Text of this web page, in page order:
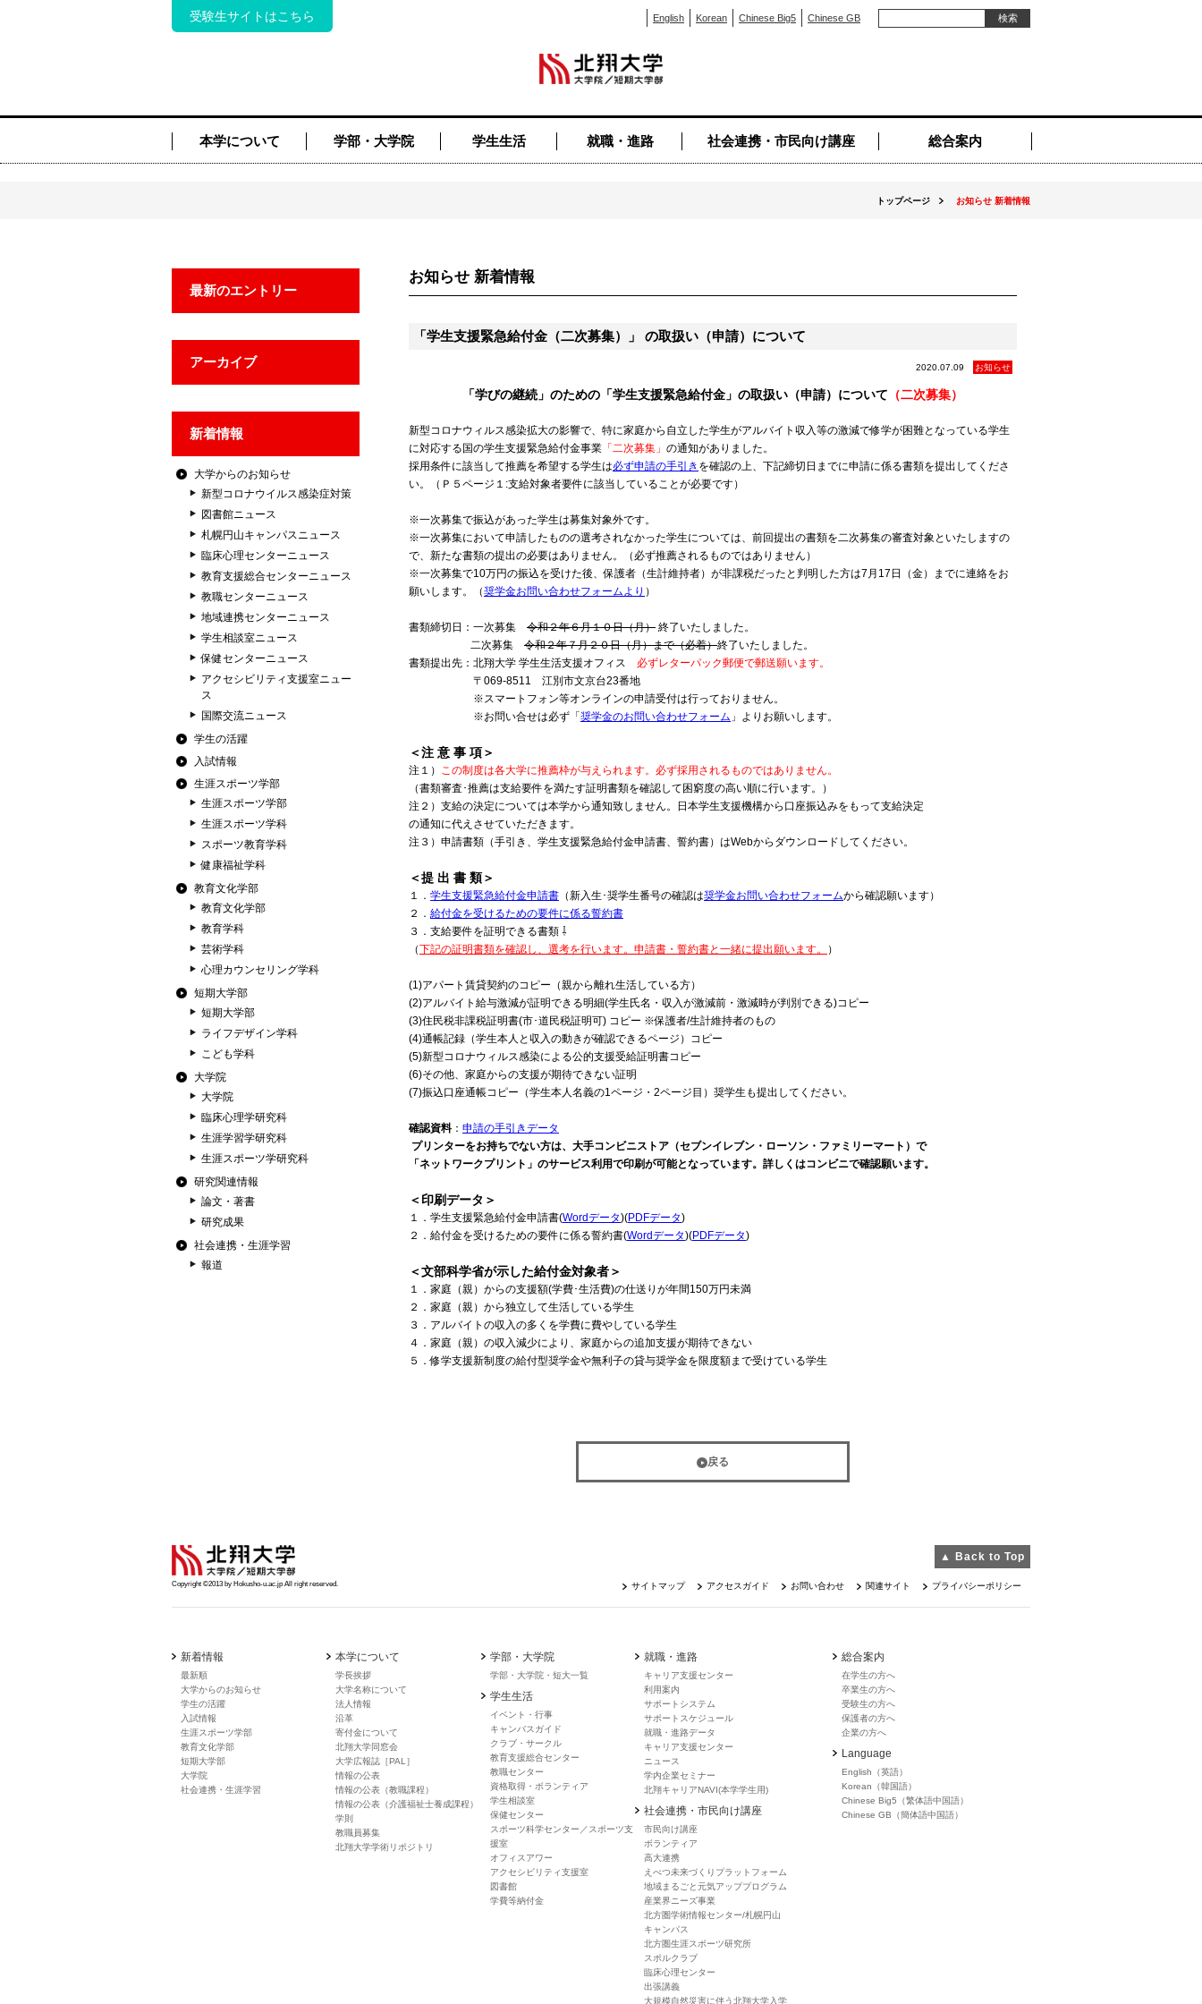
受験生サイトはこちら English Korean Chinese Big5 Chinese GB
本学について 学部・大学院 学生生活 就職・進路 社会連携・市民向け講座 総合案内
トップページ お知らせ 新着情報
最新のエントリー
アーカイブ
新着情報
大学からのお知らせ
新型コロナウイルス感染症対策
図書館ニュース
札幌円山キャンパスニュース
臨床心理センターニュース
教育支援総合センターニュース
教職センターニュース
地域連携センターニュース
学生相談室ニュース
保健センターニュース
アクセシビリティ支援室ニュー
ス
国際交流ニュース
学生の活躍
入試情報
生涯スポーツ学部
生涯スポーツ学部
生涯スポーツ学科
スポーツ教育学科
健康福祉学科
教育文化学部
教育文化学部
教育学科
芸術学科
心理カウンセリング学科
短期大学部
短期大学部
ライフデザイン学科
こども学科
大学院
大学院
臨床心理学研究科
生涯学習学研究科
生涯スポーツ学研究科
研究関連情報
論文・著書
研究成果
社会連携・生涯学習
報道
お知らせ 新着情報
「学生支援緊急給付金（二次募集）」 の取扱い（申請）について
2020.07.09 お知らせ
「学びの継続」のための「学生支援緊急給付金」の取扱い（申請）について （二次募集）
新型コロナウィルス感染拡大の影響で、特に家庭から自立した学生がアルバイト収入等の激減で修学が困難となっている学生
に対応する国の学生支援緊急給付金事業 「二次募集」 の通知がありました。
採用条件に該当して推薦を希望する学生は必ず申請の手引き を確認の上、下記締切日までに申請に係る書類を提出してくださ
い。（Ｐ５ページ１:支給対象者要件に該当していることが必要です）
※一次募集で振込があった学生は募集対象外です。
※一次募集において申請したものの選考されなかった学生については、前回提出の書類を二次募集の審査対象といたしますの
で、新たな書類の提出の必要はありません。（必ず推薦されるものではありません）
※一次募集で10万円の振込を受けた後、保護者（生計維持者）が非課税だったと判明した方は7月17日（金）までに連絡をお
願いします。（奨学金お問い合わせフォームより ）
書類締切日：一次募集 令和２年６月１０日（月） 終了いたしました。
二次募集 令和２年７月２０日（月）まで（必着）終了いたしました。
書類提出先：北翔大学 学生生活支援オフィス 必ずレターパック郵便で郵送願います。
〒069-8511 江別市文京台23番地
※スマートフォン等オンラインの申請受付は行っておりません。
※お問い合せは必ず「 奨学金のお問い合わせフォーム 」よりお願いします。
＜注 意 事 項＞
注１） この制度は各大学に推薦枠が与えられます。必ず採用されるものではありません。
（書類審査･推薦は支給要件を満たす証明書類を確認して困窮度の高い順に行います。）
注２）支給の決定については本学から通知致しません。日本学生支援機構から口座振込みをもって支給決定
の通知に代えさせていただきます。
注３）申請書類（手引き、学生支援緊急給付金申請書、誓約書）はWebからダウンロードしてください。
＜提 出 書 類＞
１． 学生支援緊急給付金申請書 （新入生･奨学生番号の確認は奨学金お問い合わせフォームから確認願います）
２． 給付金を受けるための要件に係る誓約書
３．支給要件を証明できる書類 ⇩
（下記の証明書類を確認し、選考を行います。申請書・誓約書と一緒に提出願います。 ）
(1)アパート賃貸契約のコピー（親から離れ生活している方）
(2)アルバイト給与激減が証明できる明細(学生氏名・収入が激減前・激減時が判別できる)コピー
(3)住民税非課税証明書(市･道民税証明可) コピー ※保護者/生計維持者のもの
(4)通帳記録（学生本人と収入の動きが確認できるページ）コピー
(5)新型コロナウィルス感染による公的支援受給証明書コピー
(6)その他、家庭からの支援が期待できない証明
(7)振込口座通帳コピー（学生本人名義の1ページ・2ページ目）奨学生も提出してください。
確認資料 ： 申請の手引きデータ
プリンターをお持ちでない方は、大手コンビニストア（セブンイレブン・ローソン・ファミリーマート）で
「ネットワークプリント」のサービス利用で印刷が可能となっています。詳しくはコンビニで確認願います。
＜印刷データ＞
１．学生支援緊急給付金申請書(Wordデータ)(PDFデータ)
２．給付金を受けるための要件に係る誓約書(Wordデータ)(PDFデータ)
＜文部科学省が示した給付金対象者＞
１．家庭（親）からの支援額(学費･生活費)の仕送りが年間150万円未満
２．家庭（親）から独立して生活している学生
３．アルバイトの収入の多くを学費に費やしている学生
４．家庭（親）の収入減少により、家庭からの追加支援が期待できない
５．修学支援新制度の給付型奨学金や無利子の貸与奨学金を限度額まで受けている学生
戻る
▲ Back to Top
Copyright ©2013 by Hokusho-u.ac.jp All right reserved. サイトマップ アクセスガイド お問い合わせ 関連サイト プライバシーポリシー
新着情報
最新順
大学からのお知らせ
学生の活躍
入試情報
生涯スポーツ学部
教育文化学部
短期大学部
大学院
社会連携・生涯学習
本学について
学長挨拶
大学名称について
法人情報
沿革
寄付金について
北翔大学同窓会
大学広報誌［PAL］
情報の公表
情報の公表（教職課程）
情報の公表（介護福祉士養成課程）
学則
教職員募集
北翔大学学術リポジトリ
学部・大学院
学部・大学院・短大一覧
学生生活
イベント・行事
キャンバスガイド
クラブ・サークル
教育支援総合センター
教職センター
資格取得・ボランティア
学生相談室
保健センター
スポーツ科学センター／スポーツ支
援室
オフィスアワー
アクセシビリティ支援室
図書館
学費等納付金
就職・進路
キャリア支援センター
利用案内
サポートシステム
サポートスケジュール
就職・進路データ
キャリア支援センター
ニュース
学内企業セミナー
北翔キャリアNAVI(本学学生用)
社会連携・市民向け講座
市民向け講座
ボランティア
高大連携
えべつ未来づくりプラットフォーム
地域まるごと元気アッププログラム
産業界ニーズ事業
北方圏学術情報センター/札幌円山
キャンパス
北方圏生涯スポーツ研究所
スポルクラブ
臨床心理センター
出張講義
大規模自然災害に伴う北翔大学入学
総合案内
在学生の方へ
卒業生の方へ
受験生の方へ
保護者の方へ
企業の方へ
Language
English（英語）
Korean（韓国語）
Chinese Big5（繁体語中国語）
Chinese GB（簡体語中国語）